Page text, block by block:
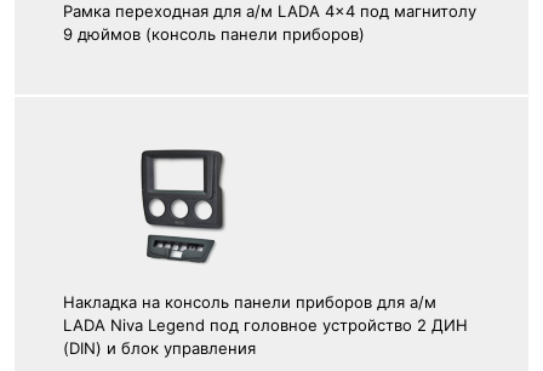
Рамка переходная для а/м LADA 4x4 под магнитолу
9 дюймов (консоль панели приборов)
Накладка на консоль панели приборов для а/м
LADA Niva Legend под головное устройство 2 ДИН
(DIN) и блок управления